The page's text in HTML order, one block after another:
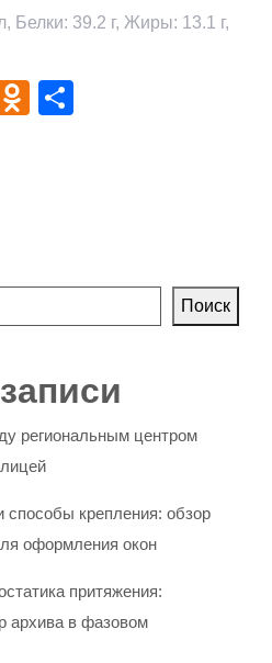
Белки: 39.2 г, Жиры: 13.1 г,
WhatsApp
Odnoklassniki
Поиск
региональным центром
крепления: обзор
оформления окон
притяжения:
архива в фазовом